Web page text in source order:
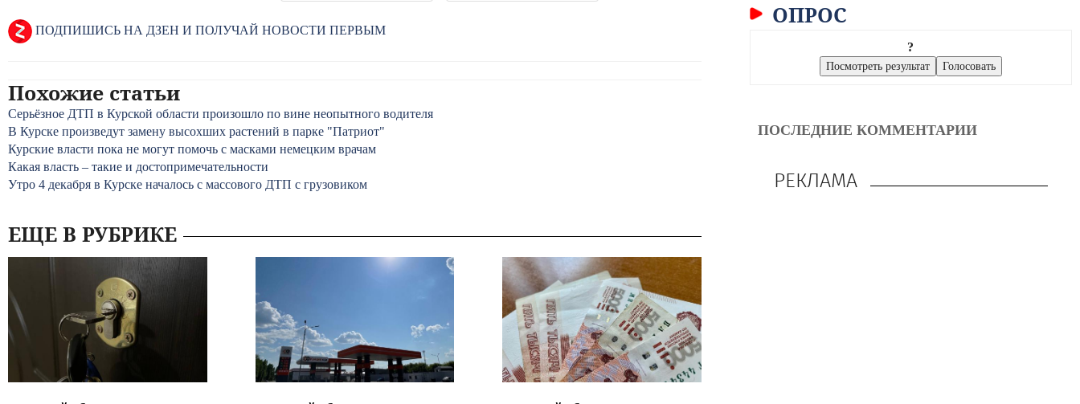
ПОДПИШИСЬ НА ДЗЕН И ПОЛУЧАЙ НОВОСТИ ПЕРВЫМ
Похожие статьи
Серьёзное ДТП в Курской области произошло по вине неопытного водителя
В Курске произведут замену высохших растений в парке "Патриот"
Курские власти пока не могут помочь с масками немецким врачам
Какая власть – такие и достопримечательности
Утро 4 декабря в Курске началось с массового ДТП с грузовиком
ЕЩЕ В РУБРИКЕ
ОПРОС
?
ПОСЛЕДНИЕ КОММЕНТАРИИ
РЕКЛАМА